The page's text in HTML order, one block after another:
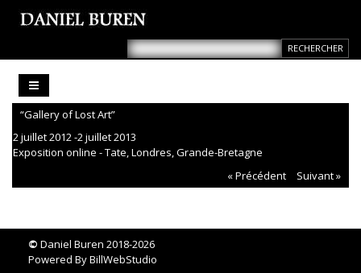
“Gallery of Lost Art”
2 juillet 2012 -2 juillet 2013
Exposition online - Tate, Londres, Grande-Bretagne
« Précédent
Suivant »
© Daniel Buren 2018-2026
Powered ByBillWebStudio